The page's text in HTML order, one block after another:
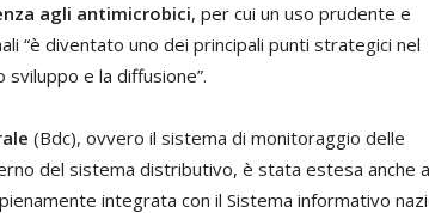
agli antimicrobici, per cui un uso prudente e
“è diventato uno dei principali punti strategici nel
e la diffusione”.
(Bdc), ovvero il sistema di monitoraggio delle
del sistema distributivo, è stata estesa anche
integrata con il Sistema informativo